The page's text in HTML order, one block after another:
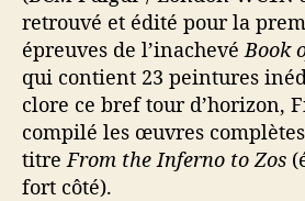
retrouvé et édité pour la
épreuves de l’inachevé Book
qui contient 23 peintures
clore ce bref tour d’horizon,
compilé les œuvres complètes
titre From the Inferno to Zos
fort côté).